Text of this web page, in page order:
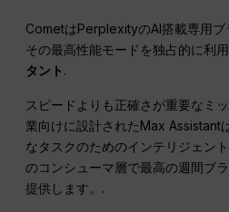
CometはPerplexityのAI搭載専用
その最高性能モードを独占的に利
タント .
スピードよりも正確さが重要なミ
業向けに設計されたMax Assistant
なタスクのためのインテリジェン
のコンシューマ層で最高の週間ブ
提供します。.